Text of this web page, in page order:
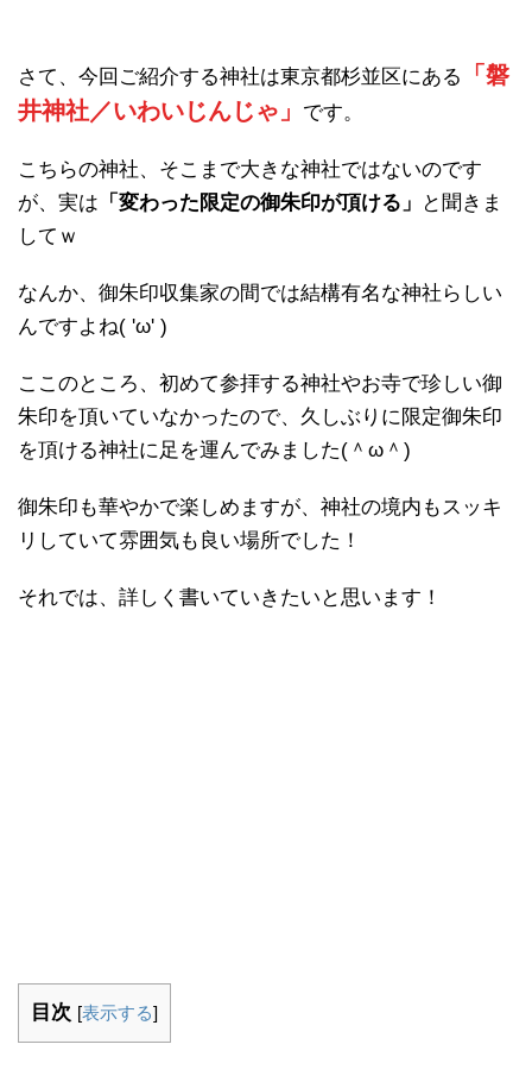
さて、今回ご紹介する神社は東京都杉並区にある
「磐
井神社／いわいじんじゃ」
です。
こちらの神社、そこまで大きな神社ではないのです
が、実は 「変わった限定の御朱印が頂ける」
と聞きま
してｗ
なんか、御朱印収集家の間では結構有名な神社らしい
んですよね( 'ω' )
ここのところ、初めて参拝する神社やお寺で珍しい御
朱印を頂いていなかったので、久しぶりに限定御朱印
を頂ける神社に足を運んでみました(＾ω＾)
御朱印も華やかで楽しめますが、神社の境内もスッキ
リしていて雰囲気も良い場所でした！
それでは、詳しく書いていきたいと思います！
目次 [表示する]